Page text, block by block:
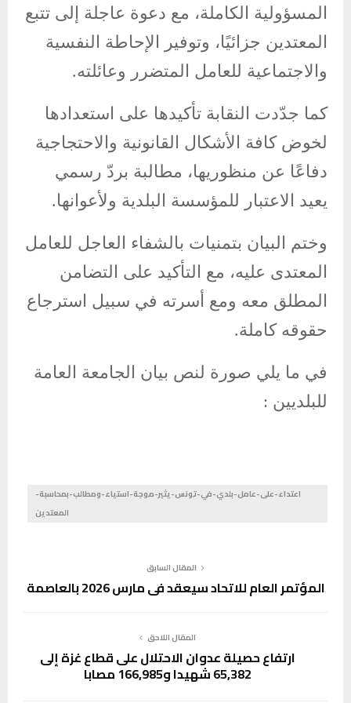
المسؤولية الكاملة، مع دعوة عاجلة إلى تتبع
المعتدين جزائيًا، وتوفير الإحاطة النفسية
والاجتماعية للعامل المتضرر وعائلته.
كما جدّدت النقابة تأكيدها على استعدادها
لخوض كافة الأشكال القانونية والاحتجاجية
دفاعًا عن منظوريها، مطالبة بردّ رسمي
يعيد الاعتبار للمؤسسة البلدية ولأعوانها.
وختم البيان بتمنيات بالشفاء العاجل للعامل
المعتدى عليه، مع التأكيد على التضامن
المطلق معه ومع أسرته في سبيل استرجاع
حقوقه كاملة.
في ما يلي صورة لنص بيان الجامعة العامة
للبلديين :
اعتداء-على-عامل-بلدي-في-تونس-يثير-موجة-استياء-ومطالب-بمحاسبة-
المعتدين
المقال السابق
المؤتمر العام للاتحاد سيعقد في مارس 2026 بالعاصمة
المقال اللاحق
ارتفاع حصيلة عدوان الاحتلال على قطاع غزة إلى
65,382 شهيدا و166,985 مصابا